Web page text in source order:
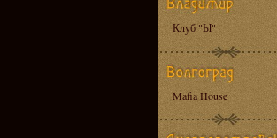
Клуб "Ы"
Mafia House